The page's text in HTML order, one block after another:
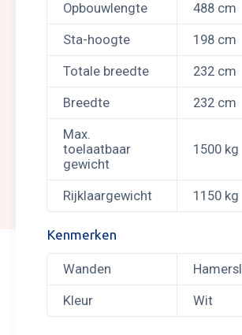
Opbouwlengte 488 cm
Sta-hoogte 198 cm
Totale breedte 232 cm
Breedte 232 cm
Max.
toelaatbaar
gewicht
1500 kg
Rijklaargewicht 1150 kg
Kenmerken
Wanden
Kleur Wit